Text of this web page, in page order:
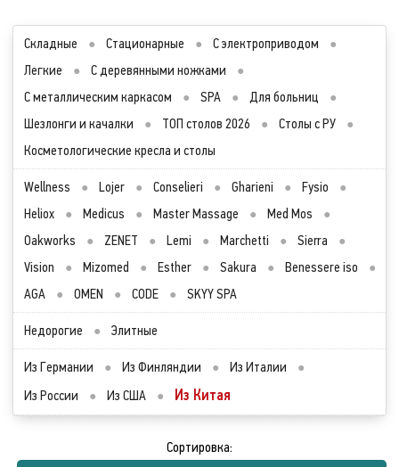
Складные ● Стационарные ● С электроприводом
●
Легкие
● С деревянными ножками
●
С металлическим каркасом
● SPA ● Для больниц
●
Шезлонги и качалки
● ТОП столов 2026 ● Столы с РУ
●
Косметологические кресла и столы
Wellness ● Lojer ● Conselieri ● Gharieni ● Fysio
●
Heliox
● Medicus ● Master Massage ● Med Mos
●
Oakworks
● ZENET ● Lemi ● Marchetti ● Sierra
●
Vision
● Mizomed ● Esther ● Sakura ● Benessere iso
●
AGA
● OMEN ● CODE ● SKYY SPA
Недорогие ● Элитные
Из Германии ● Из Финляндии ● Из Италии
●
Из России
● Из США ● Из Китая
Сортировка: